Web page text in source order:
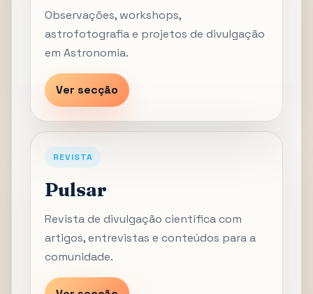
Observações, workshops,
astrofotografia e projetos de divulgação
em Astronomia.
Ver secção
REVISTA
Pulsar
Revista de divulgação científica com
artigos, entrevistas e conteúdos para a
comunidade.